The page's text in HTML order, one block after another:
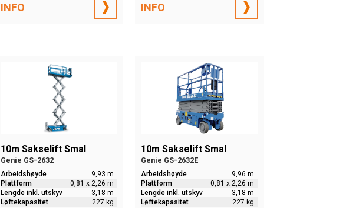
INFO INFO
10m Sakselift Smal
Genie GS-2632
Arbeidshøyde
9,93 m
Plattform
0,81 x 2,26 m
Lengde inkl. utskyv
3,18 m
Løftekapasitet
227 kg
10m Sakselift Smal
Genie GS-2632E
Arbeidshøyde
9,96 m
Plattform
0,81 x 2,26 m
Lengde inkl. utskyv
3,18 m
Løftekapasitet
227 kg